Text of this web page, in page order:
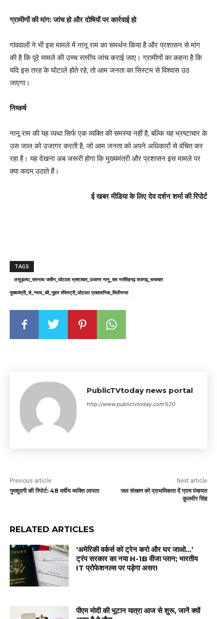
ग्रामीणों की मांग: जांच हो और दोषियों पर कार्रवाई हो
गांववालों ने भी इस मामले में नानू राम का समर्थन किया है और प्रशासन से मांग
की है कि पूरे मामले की उच्च स्तरीय जांच कराई जाए। ग्रामीणों का कहना है कि
यदि इस तरह के घोटाले होते रहे, तो आम जनता का सिस्टम से विश्वास उठ
जाएगा।
निष्कर्ष
नानू राम की यह व्यथा सिर्फ एक व्यक्ति की समस्या नहीं है, बल्कि यह भ्रष्टाचार के
उस जाल को उजागर करती है, जो आम जनता को अपने अधिकारों से वंचित कर
रहा है। यह देखना अब जरूरी होगा कि मुख्यमंत्री और प्रशासन इस मामले पर
क्या कदम उठाते हैं।
ई खबर मीडिया के लिए देव दर्शन शर्मा की रिपोर्ट
TAGS
लसूड़ल्या_रामनाथ जमीन_घोटाला भ्रष्टाचार_उजागर नानू_राम नरसिंहगढ़ राजगढ़_समाचार
मुख्यमंत्री_से_न्याय_की_गुहार रजिस्ट्री_घोटाला प्रशासनिक_मिलीभगत
PublicTVtoday news portal
http://www.publictvtoday.com%20
Previous article
गुमशुदगी की रिपोर्ट: 48 वर्षीय व्यक्ति लापता
Next article
जल संरक्षण को प्राथमिकता दें ग्राम पंचायत
कुलवीर सिंह
RELATED ARTICLES
‘अमेरिकी वर्कर्स को ट्रेन करो और घर जाओ…’
ट्रंप सरकार का नया H-1B वीजा प्लान; भारतीय
IT प्रोफेशनल्स पर पड़ेगा असर!
पीएम मोदी की भूटान यात्रा आज से शुरू, जानें क्यों